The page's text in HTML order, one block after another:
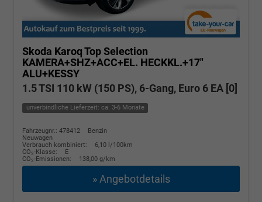
Skoda KaroqTop Selection
KAMERA+SHZ+ACC+EL. HECKKL.+17"
ALU+KESSY
1.5 TSI 110 kW (150 PS), 6-Gang, Euro 6 EA [0]
unverbindliche Lieferzeit: ca. 3-6 Monate
Fahrzeugnr.: 478412
Benzin
Neuwagen
Verbrauch kombiniert:
6,10 l/100km
CO2-Klasse:
E
CO2-Emissionen: 138,00 g/km
» Angebotdetails